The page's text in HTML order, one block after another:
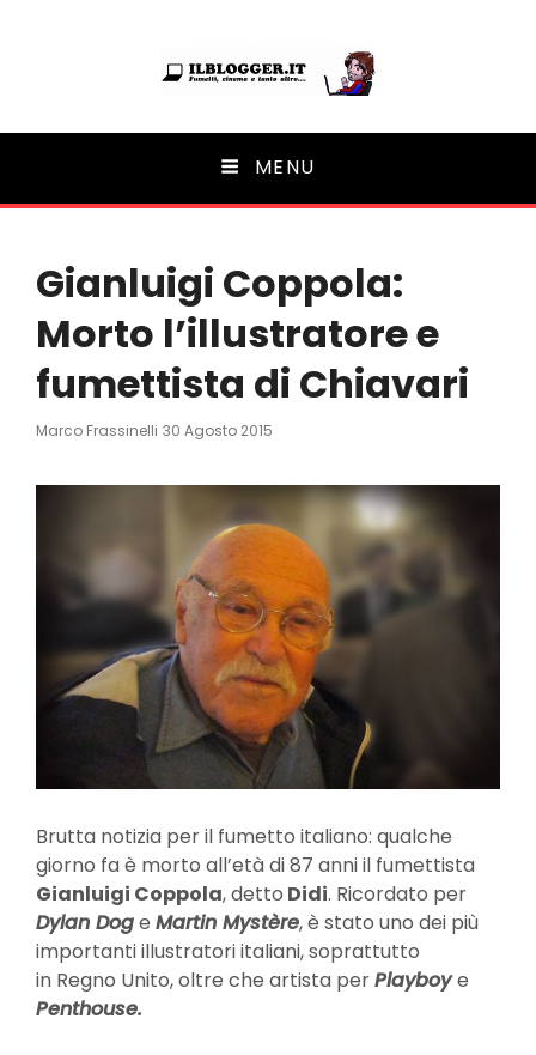
Ilblogger.it
Il portalino di blog | MENU
Gianluigi Coppola:
Morto l’illustratore e
fumettista di Chiavari
Marco Frassinelli Posted
30 Agosto 2015
Brutta notizia per il fumetto italiano: qualche
giorno fa è morto all’età di 87 anni il fumettista
Gianluigi Coppola, detto Didi. Ricordato per
Dylan Doge Martin Mystère, è stato uno dei più
importanti illustratori italiani, soprattutto
in Regno Unito, oltre che artista perPlayboy e
Penthouse.